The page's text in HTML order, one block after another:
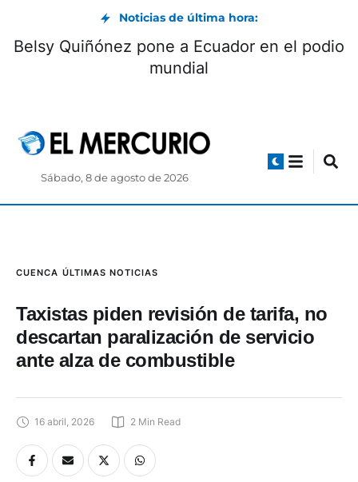
Noticias de última hora:
Belsy Quiñónez pone a Ecuador en el podio
mundial
Sábado, 8 de agosto de 2026
CUENCA ÚLTIMAS NOTICIAS
Taxistas piden revisión de tarifa, no
descartan paralización de servicio
ante alza de combustible
16 abril, 2026 2 Min Read